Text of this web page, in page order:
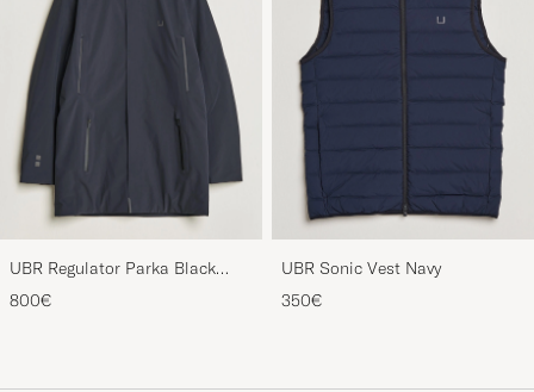
UBR Regulator Parka Black
Storm
800€
UBR Sonic Vest Navy
350€